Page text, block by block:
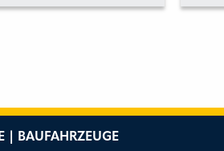
| BAUFAHRZEUGE